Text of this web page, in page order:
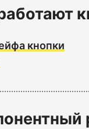
кнопки